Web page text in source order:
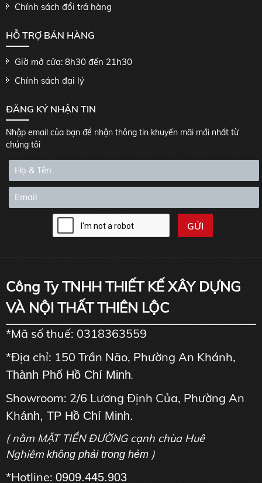
Chính sách đổi trả hàng
HỖ TRỢ BÁN HÀNG
Giờ mở cửa: 8h30 đến 21h30
Chính sách đại lý
ĐĂNG KÝ NHẬN TIN
Nhập email của bạn để nhận thông tin khuyến mãi mới nhất từ
chúng tôi
Công Ty TNHH THIẾT KẾ XÂY DỰNG
VÀ NỘI THẤT THIÊN LỘC
*Mã số thuế: 0318363559
*Địa chỉ: 150 Trần Não, Phường An Khánh,
Thành Phố Hồ Chí Minh.
Showroom: 2/6 Lương Định Của, Phường An
Khánh, TP Hồ Chí Minh.
( nằm MẶT TIỀN ĐƯỜNG cạnh chùa Huê
Nghiêm không phải trong hẻm )
*Hotline: 0909.445.903